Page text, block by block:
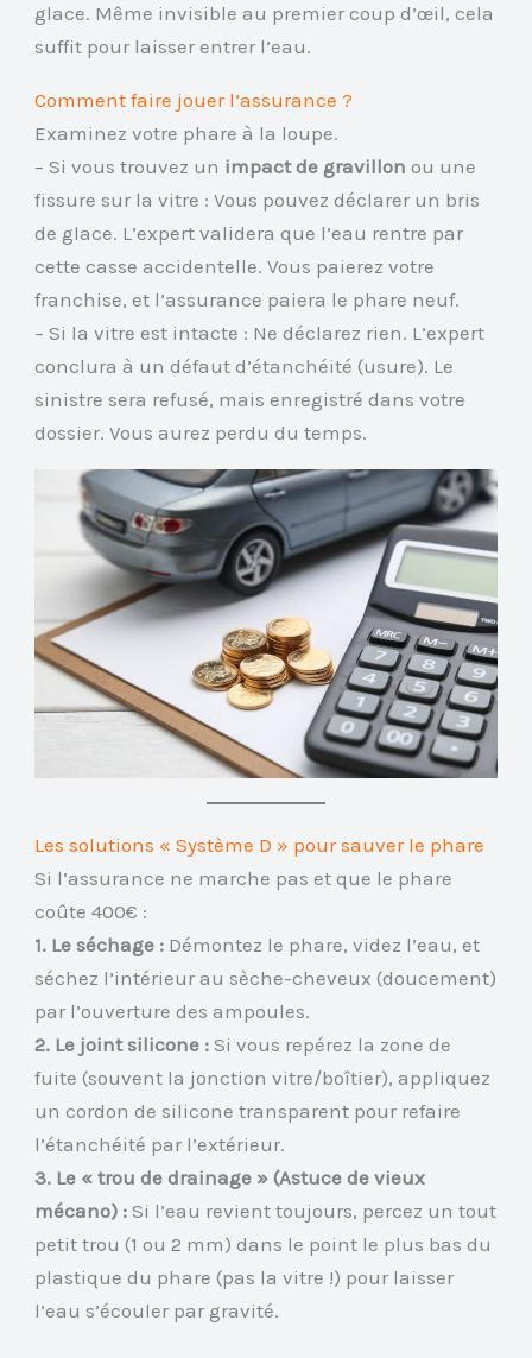
glace. Même invisible au premier coup d’œil, cela
suffit pour laisser entrer l’eau.
Comment faire jouer l’assurance ?
Examinez votre phare à la loupe.
– Si vous trouvez un impact de gravillon ou une
fissure sur la vitre : Vous pouvez déclarer un bris
de glace. L’expert validera que l’eau rentre par
cette casse accidentelle. Vous paierez votre
franchise, et l’assurance paiera le phare neuf.
– Si la vitre est intacte : Ne déclarez rien. L’expert
conclura à un défaut d’étanchéité (usure). Le
sinistre sera refusé, mais enregistré dans votre
dossier. Vous aurez perdu du temps.
Les solutions « Système D » pour sauver le phare
Si l’assurance ne marche pas et que le phare
coûte 400€ :
1. Le séchage : Démontez le phare, videz l’eau, et
séchez l’intérieur au sèche-cheveux (doucement)
par l’ouverture des ampoules.
2. Le joint silicone : Si vous repérez la zone de
fuite (souvent la jonction vitre/boîtier), appliquez
un cordon de silicone transparent pour refaire
l’étanchéité par l’extérieur.
3. Le « trou de drainage » (Astuce de vieux
mécano) : Si l’eau revient toujours, percez un tout
petit trou (1 ou 2 mm) dans le point le plus bas du
plastique du phare (pas la vitre !) pour laisser
l’eau s’écouler par gravité.